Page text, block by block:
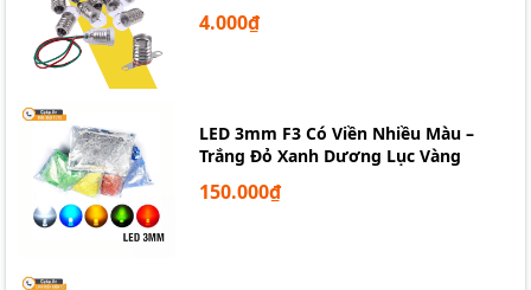
4.000₫
LED 3mm F3 Có Viền Nhiều Màu –
Trắng Đỏ Xanh Dương Lục Vàng
150.000₫